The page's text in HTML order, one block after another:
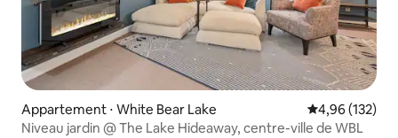
Appartement ⋅ White Bear Lake Évaluation
4,96 (132)
Niveau jardin @ The Lake Hideaway, centre-ville de WBL